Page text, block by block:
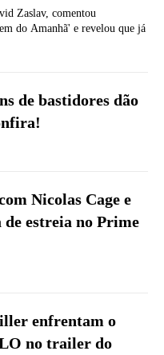
Zaslav, comentou
do Amanhã' e revelou que já
de bastidores dão
Nicolas Cage e
estreia no Prime
enfrentam o
no trailer do